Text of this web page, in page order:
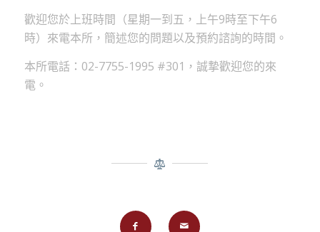
歡迎您於上班時間（星期一到五，上午9時至下午6
時）來電本所，簡述您的問題以及預約諮詢的時間。
本所電話：02-7755-1995 #301，誠摯歡迎您的來
電。